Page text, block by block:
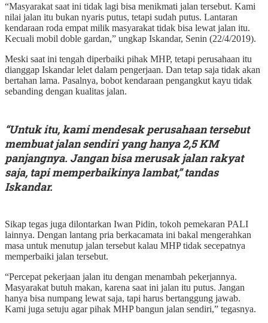
“Masyarakat saat ini tidak lagi bisa menikmati jalan tersebut. Kami
nilai jalan itu bukan nyaris putus, tetapi sudah putus. Lantaran
kendaraan roda empat milik masyarakat tidak bisa lewat jalan itu.
Kecuali mobil doble gardan,” ungkap Iskandar, Senin (22/4/2019).
Meski saat ini tengah diperbaiki pihak MHP, tetapi perusahaan itu
dianggap Iskandar lelet dalam pengerjaan. Dan tetap saja tidak akan
bertahan lama. Pasalnya, bobot kendaraan pengangkut kayu tidak
sebanding dengan kualitas jalan.
“Untuk itu, kami mendesak perusahaan tersebut
membuat jalan sendiri yang hanya 2,5 KM
panjangnya. Jangan bisa merusak jalan rakyat
saja, tapi memperbaikinya lambat,” tandas
Iskandar.
Sikap tegas juga dilontarkan Iwan Pidin, tokoh pemekaran PALI
lainnya. Dengan lantang pria berkacamata ini bakal mengerahkan
masa untuk menutup jalan tersebut kalau MHP tidak secepatnya
memperbaiki jalan tersebut.
“Percepat pekerjaan jalan itu dengan menambah pekerjannya.
Masyarakat butuh makan, karena saat ini jalan itu putus. Jangan
hanya bisa numpang lewat saja, tapi harus bertanggung jawab.
Kami juga setuju agar pihak MHP bangun jalan sendiri,” tegasnya.